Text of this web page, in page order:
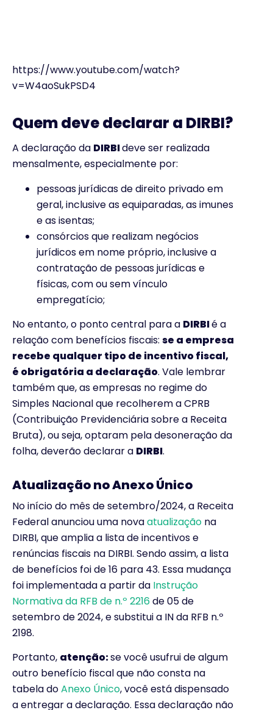
https://www.youtube.com/watch?
v=W4aoSukPSD4
Quem deve declarar a DIRBI?
A declaração da DIRBIdeve ser realizada
mensalmente, especialmente por:
pessoas jurídicas de direito privado em
geral, inclusive as equiparadas, as imunes
e as isentas;
consórcios que realizam negócios
jurídicos em nome próprio, inclusive a
contratação de pessoas jurídicas e
físicas, com ou sem vínculo
empregatício;
No entanto, o ponto central para a DIRBIé a
relação com benefícios fiscais: se a empresa
recebe qualquer tipo de incentivo fiscal,
é obrigatória a declaração. Vale lembrar
também que, as empresas no regime do
Simples Nacional que recolherem a CPRB
(Contribuição Previdenciária sobre a Receita
Bruta), ou seja, optaram pela desoneração da
folha, deverão declarar a DIRBI.
Atualização no Anexo Único
No início do mês de setembro/2024, a Receita
Federal anunciou uma novaatualização na
DIRBI, que amplia a lista de incentivos e
renúncias fiscais na DIRBI. Sendo assim, a lista
de benefícios foi de 16 para 43. Essa mudança
foi implementada a partir da Instrução
Normativa da RFB de n.º 2216de 05 de
setembro de 2024, e substitui a IN da RFB n.º
2198.
Portanto, atenção:se você usufrui de algum
outro benefício fiscal que não consta na
tabela doAnexo Único, você está dispensado
a entregar a declaração. Essa declaração não